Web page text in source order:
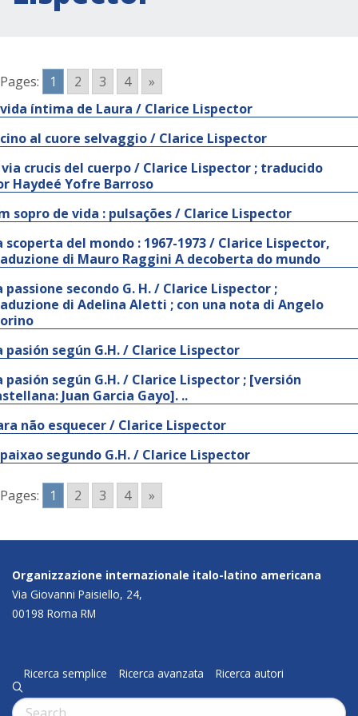
Pages: 1 2 3 4
»
íntima de Laura / Clarice Lispector
al cuore selvaggio / Clarice Lispector
via crucis del cuerpo / Clarice Lispector ; traducido
Haydeé Yofre Barroso
sopro de vida : pulsações / Clarice Lispector
scoperta del mondo : 1967-1973 / Clarice Lispector,
di Mauro Raggini A decoberta do mundo
passione secondo G. H. / Clarice Lispector ;
di Adelina Aletti ; con una nota di Angelo
pasión según G.H. / Clarice Lispector
pasión según G.H. / Clarice Lispector ; [versión
Juan Garcia Gayo]. ..
não esquecer / Clarice Lispector
segundo G.H. / Clarice Lispector
Pages: 1 2 3 4 »
Organizzazione internazionale italo-latino americana
Via Giovanni Paisiello, 24,
00198 Roma RM
Ricerca semplice Ricerca avanzata Ricerca autori
q
Cerca: